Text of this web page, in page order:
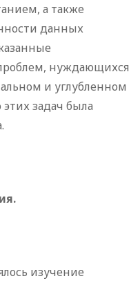
а также
данных
нуждающихся
и углубленном
задач была
изучение